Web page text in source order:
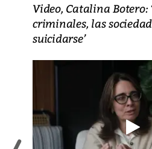
Video, Catalina Botero:
criminales, las
suicidarse’